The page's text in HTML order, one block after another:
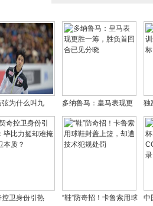
弦为什么叫九
子？羽生结弦不
生是怎么回事
多纳鲁马：皇马表现更
胜一筹，胜负首回合已
见分晓
独
尼
控卫身份引热
“鞋”防奇招！卡鲁索用球
中